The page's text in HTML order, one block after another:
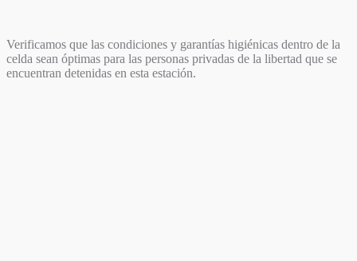
Verificamos que las condiciones y garantías higiénicas dentro de la
celda sean óptimas para las personas privadas de la libertad que se
encuentran detenidas en esta estación.